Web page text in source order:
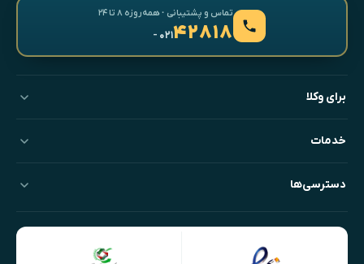
تماس و پشتیبانی · همه‌روزه ۸ تا ۲۴
۴۲۸۱۸- ۰۲۱
برای وکلا
خدمات
دسترسی‌ها